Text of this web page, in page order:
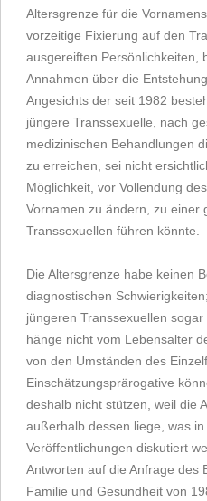
Altersgrenze für die
vorzeitige Fixierung auf den
ausgereiften Persönlichkeiten,
Annahmen über die
Angesichts der seit 1982
jüngere Transsexuelle, nach
medizinischen Behandlungen
zu erreichen, sei nicht
Möglichkeit, vor Vollendung
Vornamen zu ändern, zu einer
Transsexuellen führen könnte.
Die Altersgrenze habe keinen
diagnostischen
jüngeren Transsexuellen
hänge nicht vom Lebensalter
von den Umständen des
Einschätzungsprärogative
deshalb nicht stützen, weil die
außerhalb dessen liege, was
Veröffentlichungen diskutiert
Antworten auf die Anfrage des
Familie und Gesundheit von